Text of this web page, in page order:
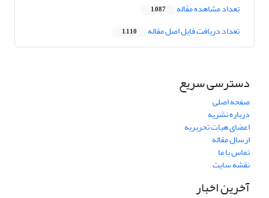
تعداد مشاهده مقاله 1,087
تعداد دریافت فایل اصل مقاله 1,110
دسترسی سریع
صفحه اصلی
درباره نشریه
اعضای هیات تحریریه
ارسال مقاله
تماس با ما
نقشه سایت
آخرین اخبار